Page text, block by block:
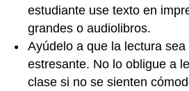
estudiante use texto en
grandes o audiolibros.
Ayúdelo a que la lectura
estresante. No lo obligue a
clase si no se sienten